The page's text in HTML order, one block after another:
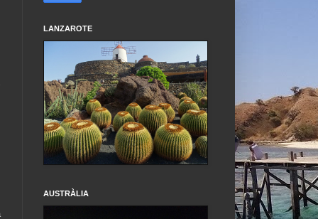
LANZAROTE
AUSTRÀLIA